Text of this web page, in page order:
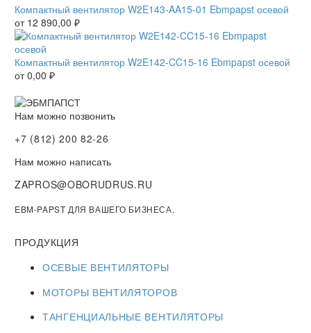
Компактный вентилятор W2E143-AA15-01 Ebmpapst осевой
от 12 890,00 ₽
Компактный вентилятор W2E142-CC15-16 Ebmpapst осевой
от0,00 ₽
Нам можно позвонить
+7 (812) 200 82-26
Нам можно написать
ZAPROS@OBORUDRUS.RU
EBM-PAPST ДЛЯ ВАШЕГО БИЗНЕСА.
ПРОДУКЦИЯ
ОСЕВЫЕ ВЕНТИЛЯТОРЫ
МОТОРЫ ВЕНТИЛЯТОРОВ
ТАНГЕНЦИАЛЬНЫЕ ВЕНТИЛЯТОРЫ